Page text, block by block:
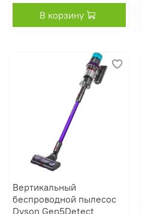
В корзину
Вертикальный
беспроводной пылесос
Dyson Gen5Detect